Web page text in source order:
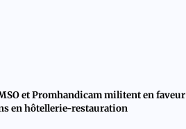
et Promhandicam militent en faveur
en hôtellerie-restauration